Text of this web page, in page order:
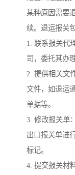
某种原因需要
续。退运报关
1. 联系报关代
司，委托其办
2. 提供相关文
文件，如退运
单据等。
3. 修改报关单
出口报关单进
标记。
4. 提交报关材